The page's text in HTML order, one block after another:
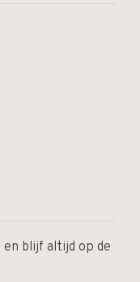
blijf altijd op de